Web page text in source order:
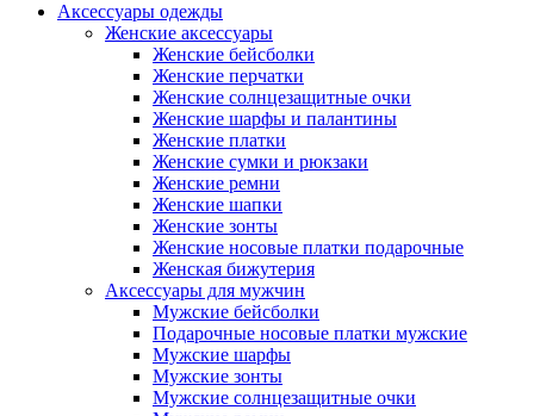
Аксессуары одежды
Женские аксессуары
Женские бейсболки
Женские перчатки
Женские солнцезащитные очки
Женские шарфы и палантины
Женские платки
Женские сумки и рюкзаки
Женские ремни
Женские шапки
Женские зонты
Женские носовые платки подарочные
Женская бижутерия
Аксессуары для мужчин
Мужские бейсболки
Подарочные носовые платки мужские
Мужские шарфы
Мужские зонты
Мужские солнцезащитные очки